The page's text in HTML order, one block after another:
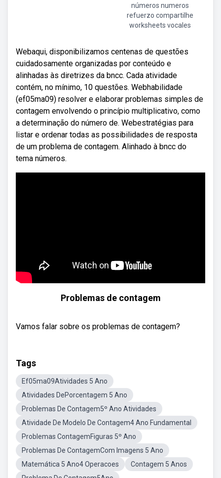
números numeros
refuerzo compartilhe
worksheets vocales
Webaqui, disponibilizamos centenas de questões
cuidadosamente organizadas por conteúdo e
alinhadas às diretrizes da bncc. Cada atividade
contém, no mínimo, 10 questões. Webhabilidade
(ef05ma09) resolver e elaborar problemas simples de
contagem envolvendo o princípio multiplicativo, como
a determinação do número de. Webestratégias para
listar e ordenar todas as possibilidades de resposta
de um problema de contagem. Alinhado à bncc do
tema números.
Problemas de contagem
Vamos falar sobre os problemas de contagem?
Tags
Ef05ma09Atividades 5 Ano
Atividades DePorcentagem 5 Ano
Problemas De Contagem5º Ano Atividades
Atividade De Modelo De Contagem4 Ano Fundamental
Problemas ContagemFiguras 5º Ano
Problemas De ContagemCom Imagens 5 Ano
Matemática 5 Ano4 Operacoes
Contagem 5 Anos